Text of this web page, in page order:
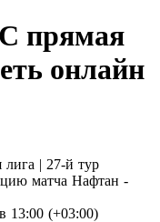
прямая
онлайн
| 27-й тур
матча Нафтан -
13:00 (+03:00)